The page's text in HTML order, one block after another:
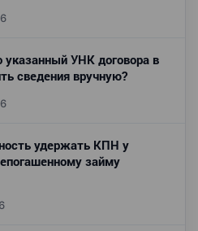
указанный УНК договора в
сведения вручную?
удержать КПН у
займу